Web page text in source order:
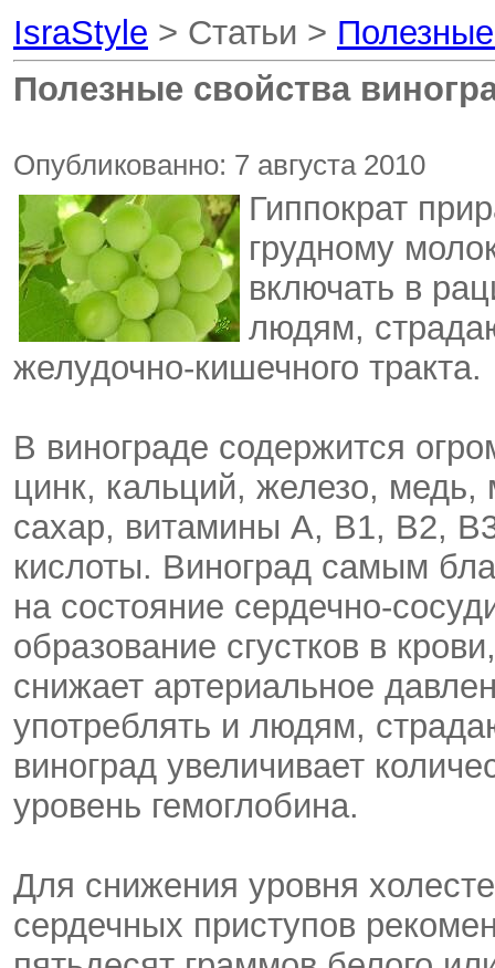
IsraStyle > Статьи >
Полезные свойства
Опубликованно: 7 августа 2010
Гиппократ
грудному
включать в
людям,
желудочно-кишечного тракта.
В винограде содержится
цинк, кальций, железо,
сахар, витамины A, B1, B2,
кислоты. Виноград самым
на состояние сердечно-
образование сгустков в
снижает артериальное
употреблять и людям,
виноград увеличивает
уровень гемоглобина.
Для снижения уровня
сердечных приступов